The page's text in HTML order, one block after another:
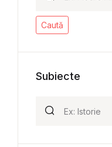
Caută
Subiecte